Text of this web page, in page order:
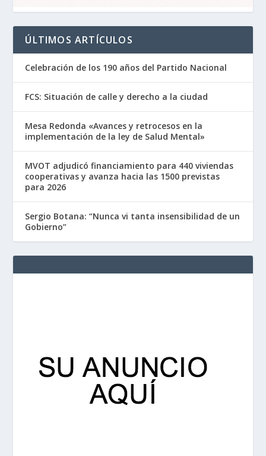
ÚLTIMOS ARTÍCULOS
Celebración de los 190 años del Partido Nacional
FCS: Situación de calle y derecho a la ciudad
Mesa Redonda «Avances y retrocesos en la
implementación de la ley de Salud Mental»
MVOT adjudicó financiamiento para 440 viviendas
cooperativas y avanza hacia las 1500 previstas
para 2026
Sergio Botana: “Nunca vi tanta insensibilidad de un
Gobierno”